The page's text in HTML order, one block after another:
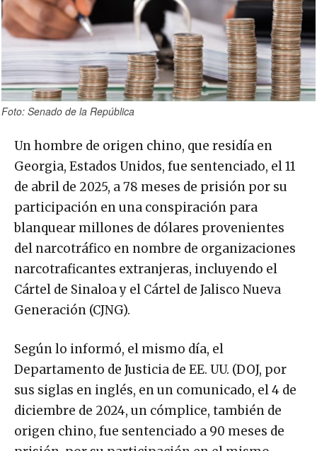
Foto: Senado de la República
Un hombre de origen chino, que residía en
Georgia, Estados Unidos, fue sentenciado, el 11
de abril de 2025, a 78 meses de prisión por su
participación en una conspiración para
blanquear millones de dólares provenientes
del narcotráfico en nombre de organizaciones
narcotraficantes extranjeras, incluyendo el
Cártel de Sinaloa y el Cártel de Jalisco Nueva
Generación (CJNG).
Según lo informó, el mismo día, el
Departamento de Justicia de EE. UU. (DOJ, por
sus siglas en inglés, en un comunicado, el 4 de
diciembre de 2024, un cómplice, también de
origen chino, fue sentenciado a 90 meses de